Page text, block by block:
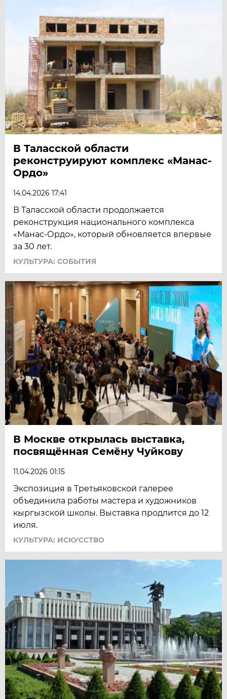
В Таласской области
реконструируют комплекс «Манас-
Ордо»
14.04.2026 17:41
В Таласской области продолжается
реконструкция национального комплекса
«Манас-Ордо», который обновляется впервые
за 30 лет.
КУЛЬТУРА: СОБЫТИЯ
В Москве открылась выставка,
посвящённая Семёну Чуйкову
11.04.2026 01:15
Экспозиция в Третьяковской галерее
объединила работы мастера и художников
кыргызской школы. Выставка продлится до 12
июля.
КУЛЬТУРА: ИСКУССТВО